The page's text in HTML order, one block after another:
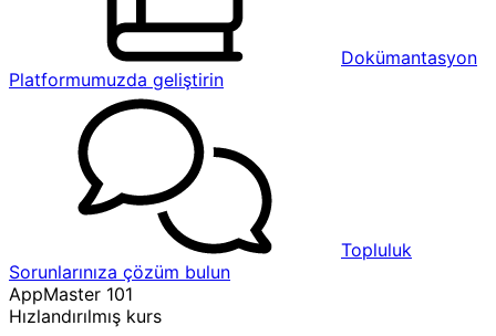
Dokümantasyon
Platformumuzda geliştirin
Topluluk
Sorunlarınıza çözüm bulun
AppMaster 101
Hızlandırılmış kurs